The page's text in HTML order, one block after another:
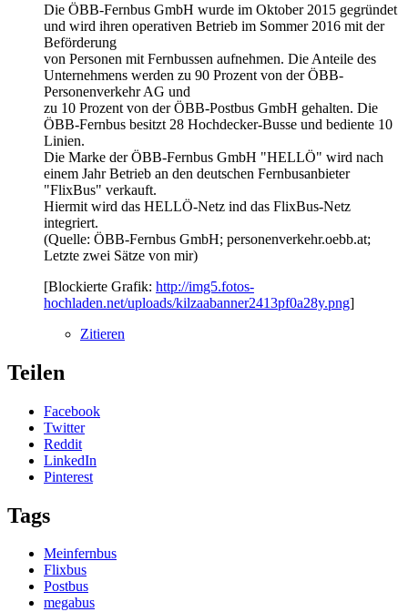
Die ÖBB-Fernbus GmbH wurde im Oktober 2015 gegründet
und wird ihren operativen Betrieb im Sommer 2016 mit der
Beförderung
von Personen mit Fernbussen aufnehmen. Die Anteile des
Unternehmens werden zu 90 Prozent von der ÖBB-
Personenverkehr AG und
zu 10 Prozent von der ÖBB-Postbus GmbH gehalten. Die
ÖBB-Fernbus besitzt 28 Hochdecker-Busse und bediente 10
Linien.
Die Marke der ÖBB-Fernbus GmbH "HELLÖ" wird nach
einem Jahr Betrieb an den deutschen Fernbusanbieter
"FlixBus" verkauft.
Hiermit wird das HELLÖ-Netz ind das FlixBus-Netz
integriert.
(Quelle: ÖBB-Fernbus GmbH; personenverkehr.oebb.at;
Letzte zwei Sätze von mir)
[Blockierte Grafik: http://img5.fotos-
hochladen.net/uploads/kilzaabanner2413pf0a28y.png]
Zitieren
Teilen
Facebook
Twitter
Reddit
LinkedIn
Pinterest
Tags
Meinfernbus
Flixbus
Postbus
megabus